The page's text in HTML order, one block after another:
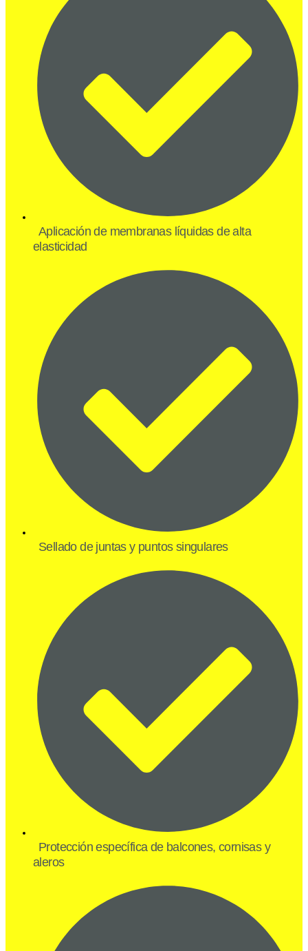
Aplicación de membranas líquidas de alta
elasticidad
Sellado de juntas y puntos singulares
Protección específica de balcones, cornisas y
aleros